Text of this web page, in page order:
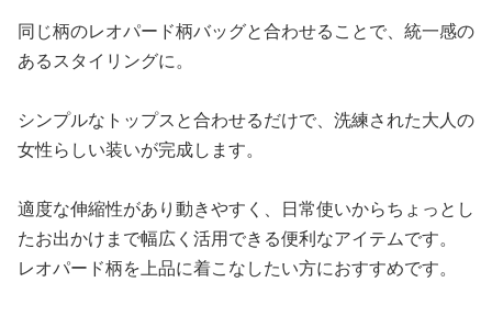
同じ柄のレオパード柄バッグと合わせることで、統一感の
あるスタイリングに。
シンプルなトップスと合わせるだけで、洗練された大人の
女性らしい装いが完成します。
適度な伸縮性があり動きやすく、日常使いからちょっとし
たお出かけまで幅広く活用できる便利なアイテムです。
レオパード柄を上品に着こなしたい方におすすめです。